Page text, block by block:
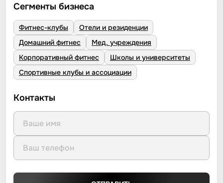
Сегменты бизнеса
Фитнес-клубы
Отели и резиденции
Домашний фитнес
Мед. учреждения
Корпоративный фитнес
Школы и университеты
Спортивные клубы и ассоциации
Контакты